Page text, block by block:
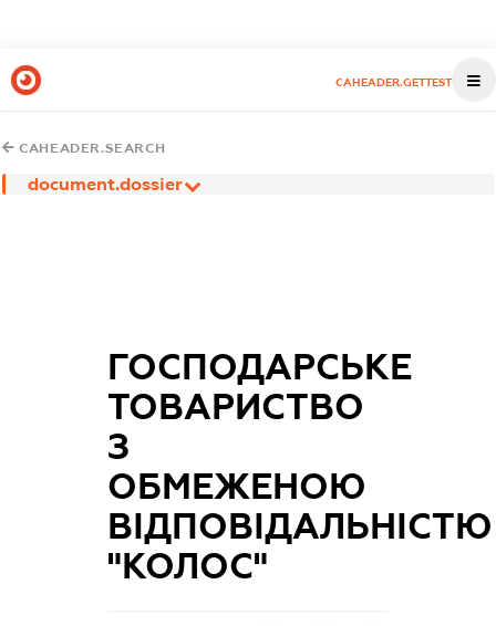
CAHEADER.GETTEST
CAHEADER.SEARCH
document.dossier
ГОСПОДАРСЬКЕ
ТОВАРИСТВО
З
ОБМЕЖЕНОЮ
ВIДПОВIДАЛЬНIСТЮ
"КОЛОС"